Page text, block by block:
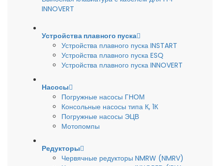
INNOVERT
Устройства плавного пуска
Устройства плавного пуска INSTART
Устройства плавного пуска ESQ
Устройства плавного пуска INNOVERT
Насосы
Погружные насосы ГНОМ
Консольные насосы типа К, 1К
Погружные насосы ЭЦВ
Мотопомпы
Редукторы
Червячные редукторы NMRW (NMRV)